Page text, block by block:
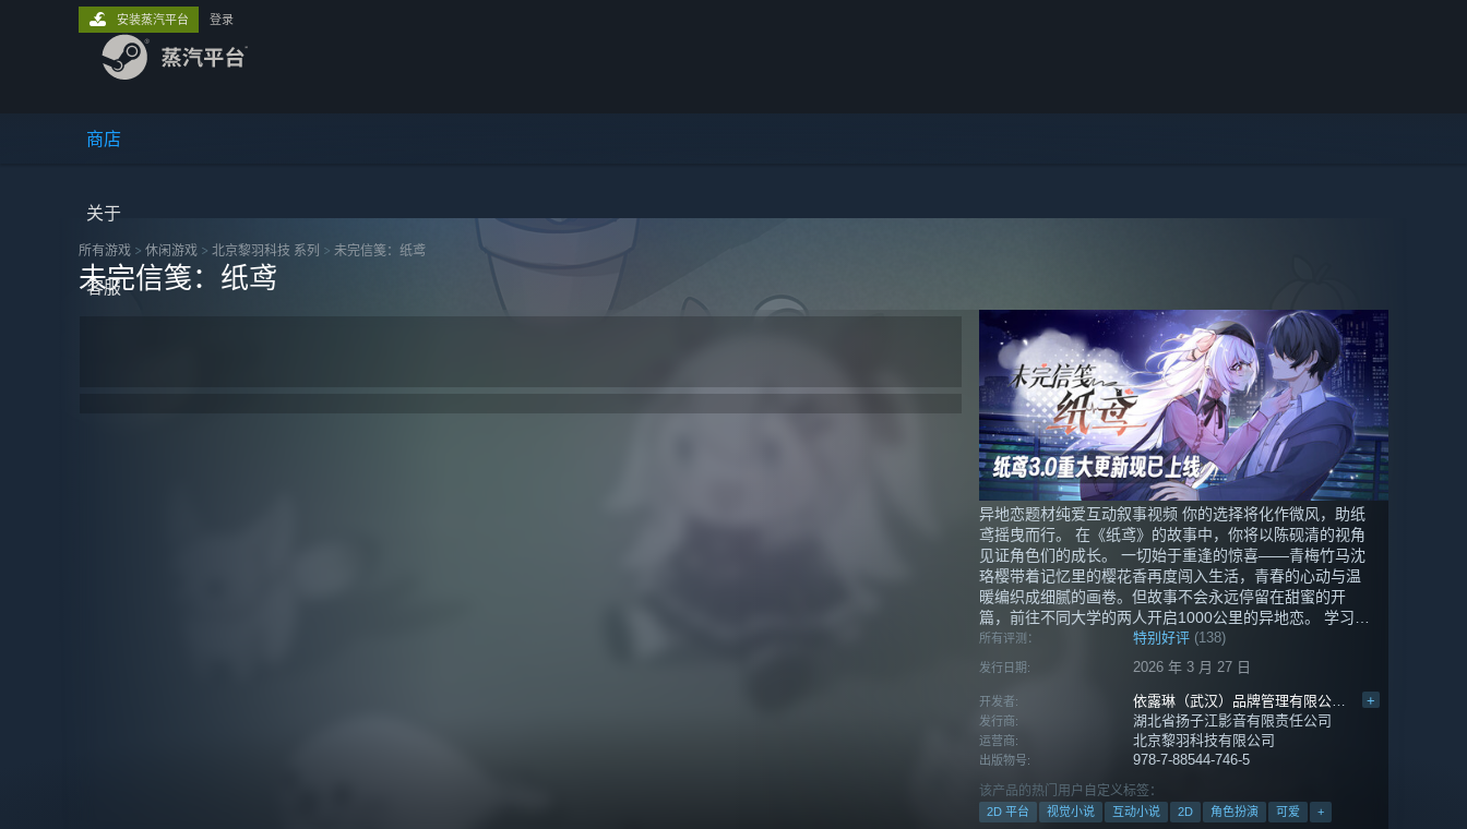
商店
关于
客服
安装蒸汽平台 登录
所有游戏 > 休闲‎游戏 > 北京黎羽科技 系列 > 未完信䇳：纸鸢
未完信䇳：纸鸢
异地恋题材纯爱互动叙事视频 你的选择将化作微风，助纸
鸢摇曳而行。 在《纸鸢》的故事中，你将以陈砚清的视角
见证角色们的成长。 一切始于重逢的惊喜——青梅竹马沈
珞樱带着记忆里的樱花香再度闯入生活，青春的心动与温
暖编织成细腻的画卷。但故事不会永远停留在甜蜜的开
篇，前往不同大学的两人开启1000公里的异地恋。 学习、
生活与恋情，每一次选择都在书写独属你们的故事。 最终
化作一道微风，助两人摇曳而行。 而当物理的距离、复杂
的家庭矛盾和自我的迷茫重叠…… 你的选择又能否成为打
破困境的“变量”？ 谨以这面纸鸢，献给每一个在风雨中不
曾松手的人。
所有评测： 特别好评 (138)
发行日期: 2026 年 3 月 27 日
开发者: 依露琳（武汉）品牌管理有限公司 黎羽游戏
+
发行商: 湖北省扬子江影音有限责任公司
运营商: 北京黎羽科技有限公司
出版物号: 978-7-88544-746-5
该产品的热门用户自定义标签：
2D 平台 视觉小说 互动小说 2D 角色扮演 可爱 +